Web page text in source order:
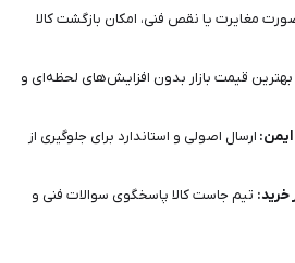
مغایرت یا نقص فنی، امکان بازگشت کالا
بهترین قیمت بازار بدون افزایش‌های لحظه‌ای و
ارسال اصولی و استاندارد برای جلوگیری از
خرید: تیم جاست کالا پاسخگوی سوالات فنی و